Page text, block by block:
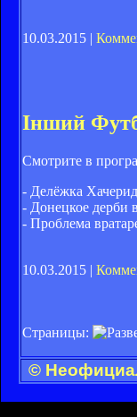
10.03.2015 |
Інший
Смотрите в
- Делёжка
- Донецкое дерби
- Проблема
10.03.2015 |
Страницы:
©